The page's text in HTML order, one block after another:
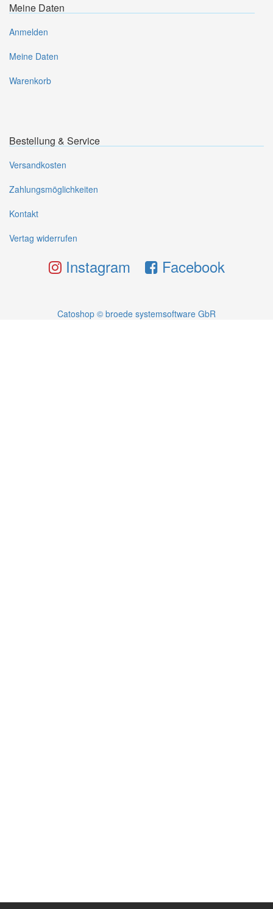
Meine Daten
Anmelden
Meine Daten
Warenkorb
Bestellung & Service
Versandkosten
Zahlungsmöglichkeiten
Kontakt
Vertag widerrufen
Instagram Facebook
Catoshop © broede systemsoftware GbR